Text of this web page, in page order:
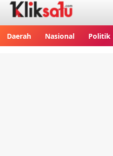
Daerah Nasional Politik